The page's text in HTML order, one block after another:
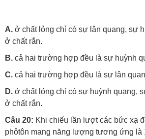
A. ở chất lỏng chỉ có sự lân quang, sự
ở chất rắn.
B. cả hai trường hợp đều là sự huỳnh
C. cả hai trường hợp đều là sự lân
D. ở chất lỏng chỉ có sự huỳnh quang,
ở chất rắn.
Câu 20: Khi chiếu lần lượt các bức xạ
phôtôn mang năng lượng tương ứng là